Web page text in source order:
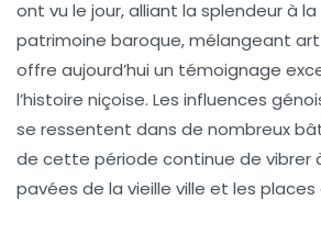
ont vu le jour, alliant la splendeur à
patrimoine baroque, mélangeant
offre aujourd’hui un témoignage
l’histoire niçoise. Les influences
se ressentent dans de nombreux
de cette période continue de vibrer
pavées de la vieille ville et les places